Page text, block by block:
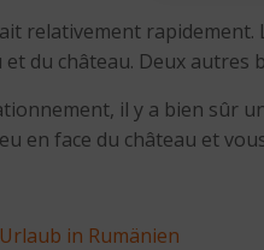
relativement
et du château. Deux
il y a bien sûr
en face du château et
Urlaub in Rumänien